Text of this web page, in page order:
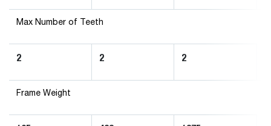
Max Number of Teeth
2 2 2
Frame Weight